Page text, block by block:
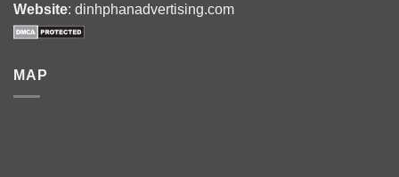
Website: dinhphanadvertising.com
MAP